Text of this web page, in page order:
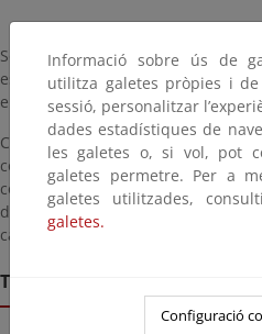
Sólo serán consideradas las
esté plenamente identificado
en función de la personalidad
Con carácter general las
confidenciales y de libre
confidenciales deberán ser
delimitadas en los comentarios,
calificación.
Termini de remissió
Informació sobre ús de
utilitza galetes pròpies i
sessió, personalitzar
dades estadístiques de
les galetes o, si vol, pot
galetes permetre. Per a
galetes utilitzades,
galetes.
Configuració